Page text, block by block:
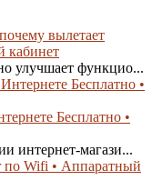
вылетает
кабинет
улучшает функцио...
Бесплатно •
интернет-магази...